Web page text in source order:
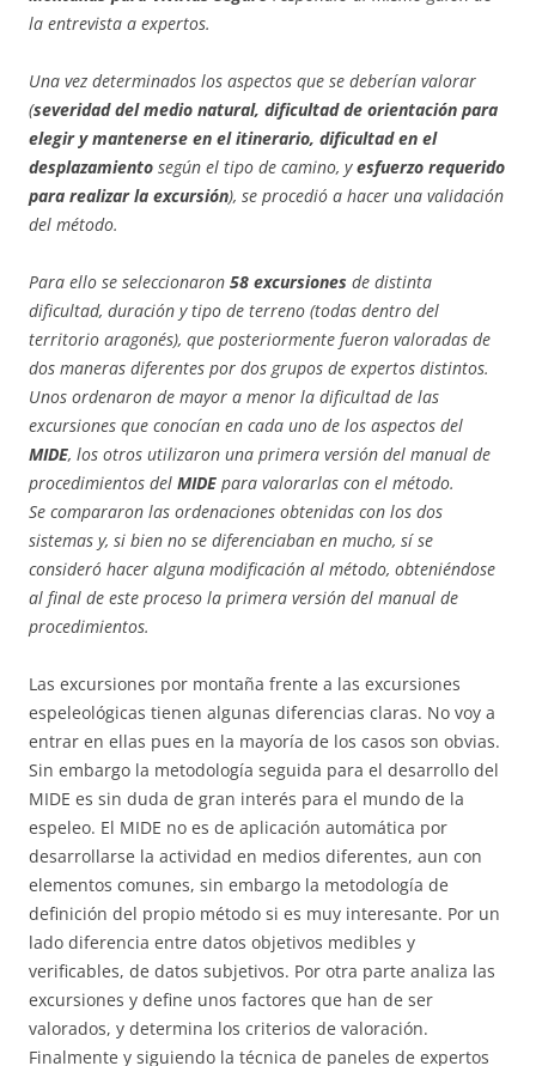
la entrevista a expertos.
Una vez determinados los aspectos que se deberían valorar
(severidad del medio natural, dificultad de orientación para
elegir y mantenerse en el itinerario, dificultad en el
desplazamiento según el tipo de camino, yesfuerzo requerido
para realizar la excursión), se procedió a hacer una validación
del método.
Para ello se seleccionaron 58 excursiones de distinta
dificultad, duración y tipo de terreno (todas dentro del
territorio aragonés), que posteriormente fueron valoradas de
dos maneras diferentes por dos grupos de expertos distintos.
Unos ordenaron de mayor a menor la dificultad de las
excursiones que conocían en cada uno de los aspectos del
MIDE, los otros utilizaron una primera versión del manual de
procedimientos del MIDE para valorarlas con el método.
Se compararon las ordenaciones obtenidas con los dos
sistemas y, si bien no se diferenciaban en mucho, sí se
consideró hacer alguna modificación al método, obteniéndose
al final de este proceso la primera versión del manual de
procedimientos.
Las excursiones por montaña frente a las excursiones
espeleológicas tienen algunas diferencias claras. No voy a
entrar en ellas pues en la mayoría de los casos son obvias.
Sin embargo la metodología seguida para el desarrollo del
MIDE es sin duda de gran interés para el mundo de la
espeleo. El MIDE no es de aplicación automática por
desarrollarse la actividad en medios diferentes, aun con
elementos comunes, sin embargo la metodología de
definición del propio método si es muy interesante. Por un
lado diferencia entre datos objetivos medibles y
verificables, de datos subjetivos. Por otra parte analiza las
excursiones y define unos factores que han de ser
valorados, y determina los criterios de valoración.
Finalmente y siguiendo la técnica de paneles de expertos